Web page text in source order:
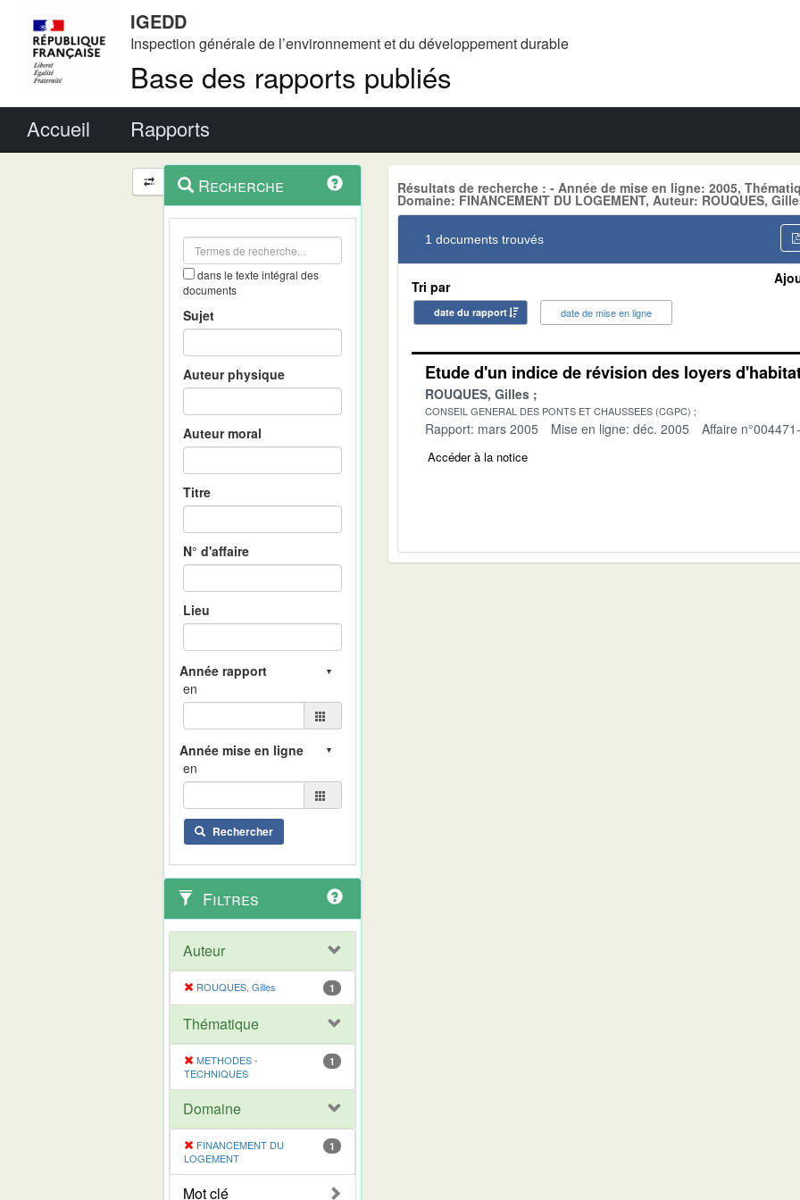
IGEDD
Inspection générale de l’environnement et du développement durable
Base des rapports publiés
Accueil Rapports
Navigation
et
outils
contextuel
Recherche
dans le texte intégral des
documents
Sujet
Auteur physique
Auteur moral
Titre
N° d'affaire
Lieu
en
en
Rechercher
Filtres
Auteur
ROUQUES, Gilles 1
Thématique
METHODES -
TECHNIQUES
1
Domaine
FINANCEMENT DU
LOGEMENT
1
Mot clé
Résultats de recherche : - Année de mise en ligne: 2005,
Domaine: FINANCEMENT DU LOGEMENT, Auteur: ROUQUES,
1 documents trouvés
Tri par
date du rapport date de mise en ligne
Etude d'un indice de révision des loyers
ROUQUES, Gilles
CONSEIL GENERAL DES PONTS ET CHAUSSEES (CGPC)
Rapport: mars 2005 Mise en ligne: déc. 2005 Affaire
Accéder à la notice